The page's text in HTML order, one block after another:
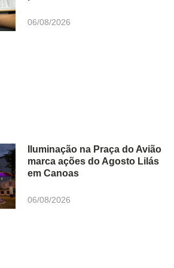
06/08/2026
Iluminação na Praça do Avião
marca ações do Agosto Lilás
em Canoas
06/08/2026